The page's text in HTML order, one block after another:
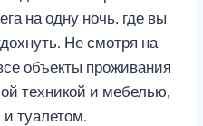
на одну ночь, где вы
Не смотря на
объекты проживания
техникой и мебелью,
и туалетом.